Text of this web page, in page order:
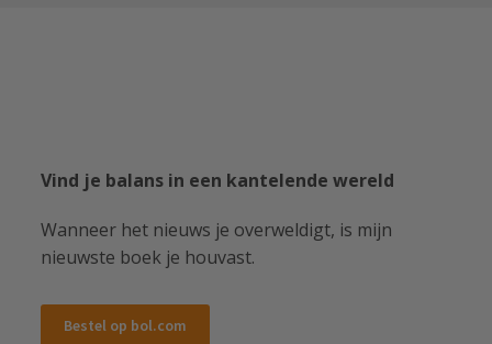
Vind je balans in een kantelende wereld
Wanneer het nieuws je overweldigt, is mijn
nieuwste boek je houvast.
Bestel op bol.com